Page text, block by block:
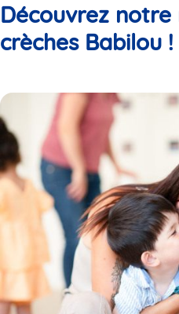
Découvrez notre
crèches Babilou !